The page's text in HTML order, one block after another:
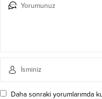
Daha sonraki yorumlarımda